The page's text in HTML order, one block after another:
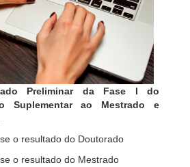
Preliminar da Fase I do
Suplementar ao Mestrado e
o resultado do Doutorado
o resultado do Mestrado